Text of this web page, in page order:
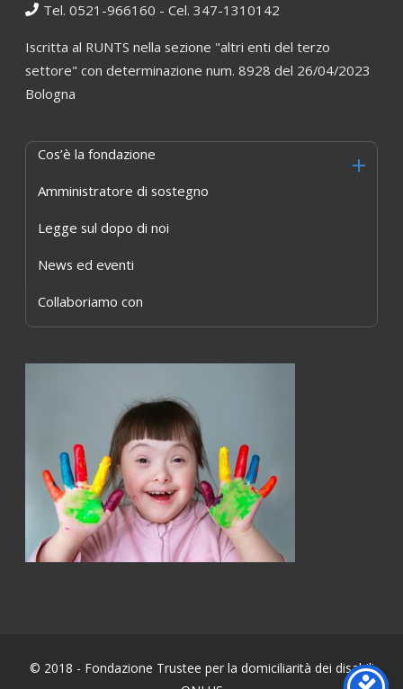
Tel. 0521-966160 - Cel. 347-1310142
Iscritta al RUNTS nella sezione "altri enti del terzo
settore" con determinazione num. 8928 del 26/04/2023
Bologna
Cos’è la fondazione
Amministratore di sostegno
Legge sul dopo di noi
News ed eventi
Collaboriamo con
© 2018 - Fondazione Trustee per la domiciliarità dei disabili